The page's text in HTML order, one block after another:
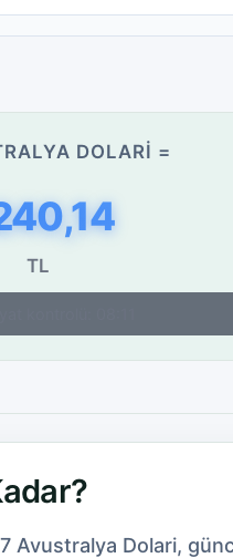
DOLARI =
TL
Avustralya Dolari,